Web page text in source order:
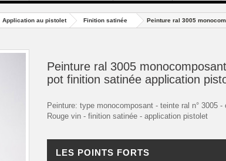
Application au pistolet Finition satinée Peinture ral 3005
Peinture ral 3005
pot finition satinée application
Peinture: type monocomposant - teinte ral n° 3005 -
Rouge vin - finition satinée - application pistolet
LES POINTS FORTS